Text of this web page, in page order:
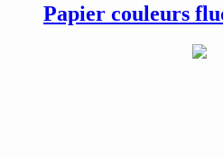
Papier couleurs